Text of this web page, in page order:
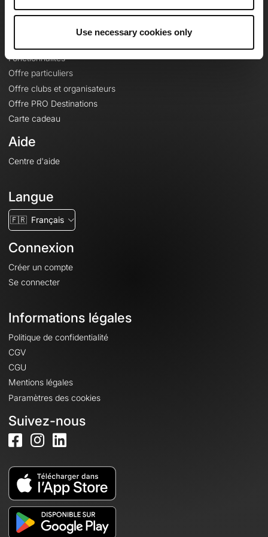
Use necessary cookies only
Fonctionnalités
Offre particuliers
Offre clubs et organisateurs
Offre PRO Destinations
Carte cadeau
Aide
Centre d'aide
Langue
🇫🇷 Français
Connexion
Créer un compte
Se connecter
Informations légales
Politique de confidentialité
CGV
CGU
Mentions légales
Paramètres des cookies
Suivez-nous